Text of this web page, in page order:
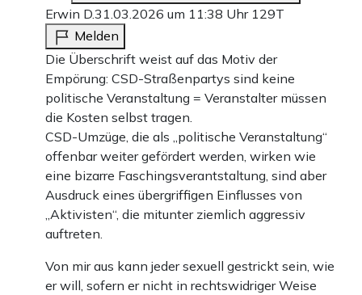
Erwin D.31.03.2026 um 11:38 Uhr 129T
Melden
Die Überschrift weist auf das Motiv der
Empörung: CSD-Straßenpartys sind keine
politische Veranstaltung = Veranstalter müssen
die Kosten selbst tragen.
CSD-Umzüge, die als „politische Veranstaltung“
offenbar weiter gefördert werden, wirken wie
eine bizarre Faschingsverantstaltung, sind aber
Ausdruck eines übergriffigen Einflusses von
„Aktivisten“, die mitunter ziemlich aggressiv
auftreten.
Von mir aus kann jeder sexuell gestrickt sein, wie
er will, sofern er nicht in rechtswidriger Weise